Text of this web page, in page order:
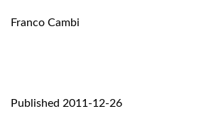
Franco Cambi
Published 2011-12-26